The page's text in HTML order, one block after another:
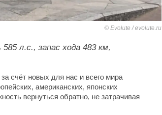
Evolute / evolute.ru
л.с., запас хода 483 км,
счёт новых для нас и всего мира
американских, японских
вернуться обратно, не затрачивая